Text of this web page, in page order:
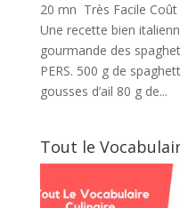
20 mn Très Facile
Une recette bien
gourmande des
PERS. 500 g de
gousses d’ail 80 g de...
Tout le